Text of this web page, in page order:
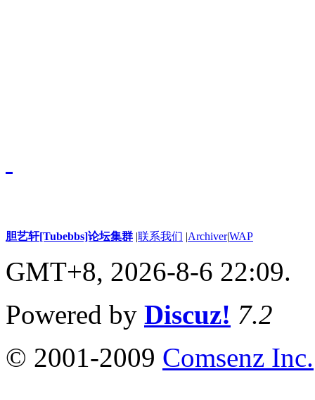
胆艺轩[Tubebbs]论坛集群 |联系我们 |Archiver|WAP
GMT+8, 2026-8-6 22:09.
Powered by Discuz! 7.2
© 2001-2009 Comsenz Inc.